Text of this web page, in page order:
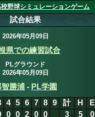
野球シミュレーションゲーム
試合結果
2026年05月09日
県での練習試合
PLグラウンド
2026年05月09日
勝浦 3 - 4 PL学園
4 5 6 7 8 9 計 H
E
0 0 2 0 0 3 7
1